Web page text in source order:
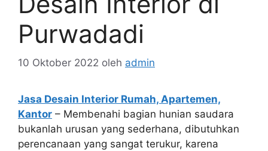
Purwadadi
10 Oktober 2022 oleh admin
Jasa Desain Interior Rumah, Apartemen,
Kantor – Membenahi bagian hunian saudara
bukanlah urusan yang sederhana, dibutuhkan
perencanaan yang sangat terukur, karena